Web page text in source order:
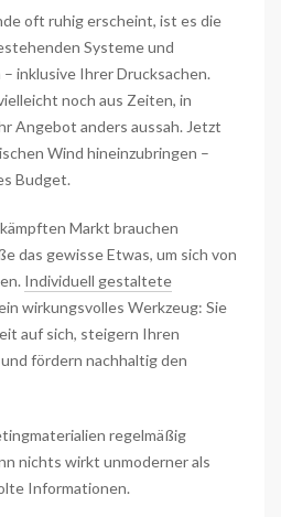
oft ruhig erscheint, ist es die
Systeme und
inklusive Ihrer Drucksachen.
noch aus Zeiten, in
Angebot anders aussah. Jetzt
Wind hineinzubringen –
Budget.
Markt brauchen
das gewisse Etwas, um sich von
Individuell gestaltete
wirkungsvolles Werkzeug: Sie
auf sich, steigern Ihren
fördern nachhaltig den
regelmäßig
nichts wirkt unmoderner als
Informationen.